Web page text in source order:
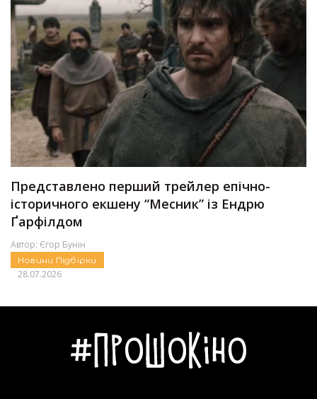
Представлено перший трейлер епічно-
історичного екшену “Месник” із Ендрю
Ґарфілдом
Автор: Єгор Бунін
Новини Підбірки
28.07.2026